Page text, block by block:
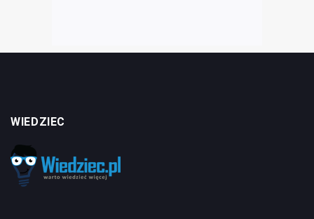
WIEDZIEC